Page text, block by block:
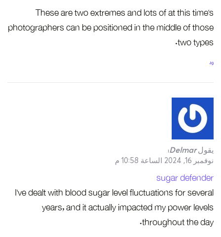
These are two extremes and lots of at this time’s
photographers can be positioned in the middle of those
two types.
رد
يقول Delmar
:
نوفمبر 16, 2024 الساعة 10:58 م
sugar defender
I’ve dealt with blood sugar level fluctuations for several
years, and it actually impacted my power levels
throughout the day.